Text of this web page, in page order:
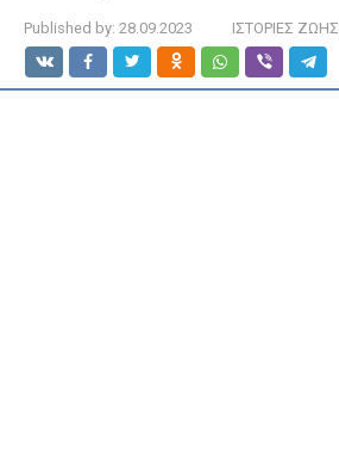
Published by: 28.09.2023 ΙΣΤΟΡΙΕΣ ΖΩΗΣ